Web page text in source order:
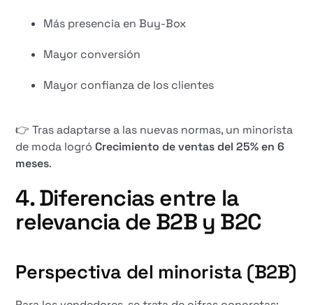
Más presencia en Buy-Box
Mayor conversión
Mayor confianza de los clientes
👉 Tras adaptarse a las nuevas normas, un minorista
de moda logróCrecimiento de ventas del 25% en 6
meses.
4. Diferencias entre la
relevancia de B2B y B2C
Perspectiva del minorista (B2B)